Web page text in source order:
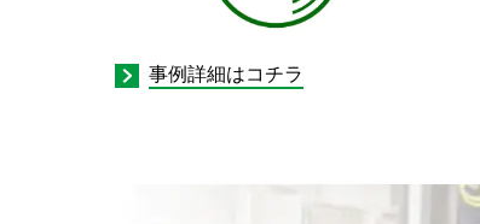
事例詳細はコチラ